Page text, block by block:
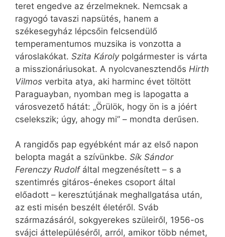
teret engedve az érzelmeknek. Nemcsak a
ragyogó tavaszi napsütés, hanem a
székesegyház lépcsőin felcsendülő
temperamentumos muzsika is vonzotta a
városlakókat. Szita Károly polgármester is várta
a misszionáriusokat. A nyolcvanesztendős Hirth
Vilmos verbita atya, aki harminc évet töltött
Paraguayban, nyomban meg is lapogatta a
városvezető hátát: „Örülök, hogy ön is a jóért
cselekszik; úgy, ahogy mi” – mondta derűsen.
A rangidős pap egyébként már az első napon
belopta magát a szívünkbe. Sík Sándor
Ferenczy Rudolf által megzenésített – s a
szentimrés gitáros-énekes csoport által
előadott – keresztútjának meghallgatása után,
az esti misén beszélt életéről. Sváb
származásáról, sokgyerekes szüleiről, 1956-os
svájci áttelepüléséről, arról, amikor több német,